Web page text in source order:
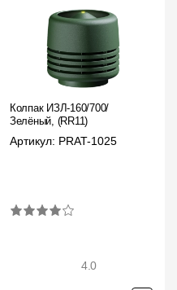
Колпак ИЗЛ-160/700/
Зелёный, (RR11)
Артикул: PRAT-1025
4.0